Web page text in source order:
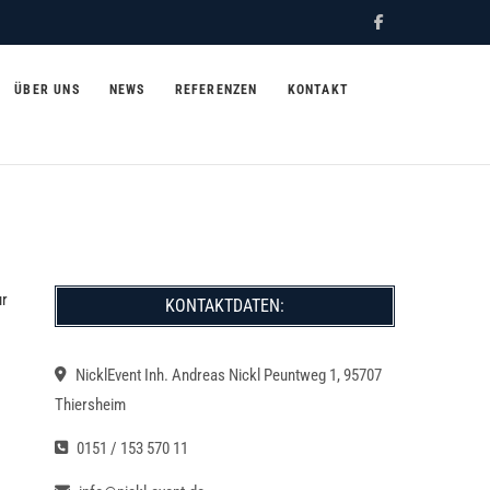
Facebook
im Raum
ÜBER UNS NEWS REFERENZEN KONTAKT
KONTAKTDATEN:
NicklEvent Inh. Andreas Nickl Peuntweg 1, 95707
Thiersheim
0151 / 153 570 11